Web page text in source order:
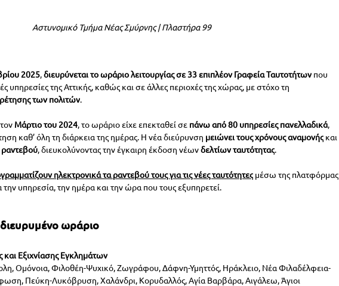
Αστυνομικό Τμήμα Νέας Σμύρνης | Πλαστήρα 99
2025, διευρύνεται το ωράριο λειτουργίας σε 33 επιπλέον Γραφεία Ταυτοτήτων που
υπηρεσίες της Αττικής, καθώς και σε άλλες περιοχές της χώρας, με στόχο τη
των πολιτών.
Μάρτιο του 2024, το ωράριο είχε επεκταθεί σε πάνω από 80 υπηρεσίες πανελλαδικά,
καθ’ όλη τη διάρκεια της ημέρας. Η νέα διεύρυνση μειώνει τους χρόνους αναμονής και
ραντεβού, διευκολύνοντας την έγκαιρη έκδοση νέων δελτίων ταυτότητας.
ηλεκτρονικά τα ραντεβού τους για τις νέες ταυτότητες μέσω της πλατφόρμας
την υπηρεσία, την ημέρα και την ώρα που τους εξυπηρετεί.
ωράριο
και Εξιχνίασης Εγκλημάτων
Ομόνοια, Φιλοθέη-Ψυχικό, Ζωγράφου,Δάφνη-Υμηττός, Ηράκλειο, Νέα Φιλαδέλφεια-
Πεύκη-Λυκόβρυση, Χαλάνδρι, Κορυδαλλός, Αγία Βαρβάρα, Αιγάλεω, Άγιοι